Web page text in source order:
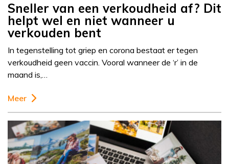
Sneller van een verkoudheid af? Dit
helpt wel en niet wanneer u
verkouden bent
In tegenstelling tot griep en corona bestaat er tegen
verkoudheid geen vaccin. Vooral wanneer de ‘r’ in de
maand is,…
Meer